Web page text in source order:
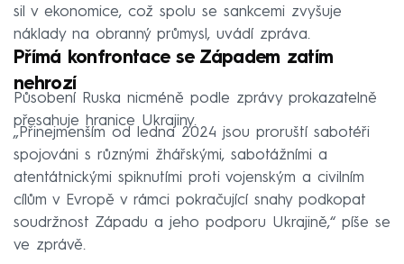
sil v ekonomice, což spolu se sankcemi zvyšuje
náklady na obranný průmysl, uvádí zpráva.
Přímá konfrontace se Západem zatím
nehrozí
Působení Ruska nicméně podle zprávy prokazatelně
přesahuje hranice Ukrajiny.
„Přinejmenším od ledna 2024 jsou proruští sabotéři
spojováni s různými žhářskými, sabotážními a
atentátnickými spiknutími proti vojenským a civilním
cílům v Evropě v rámci pokračující snahy podkopat
soudržnost Západu a jeho podporu Ukrajině,“ píše se
ve zprávě.